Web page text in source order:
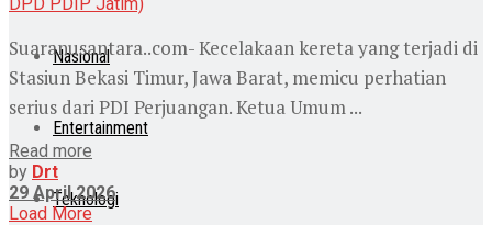
Nasional
Entertainment
Teknologi
Suaranusantara..com- Kecelakaan kereta yang terjadi di
Stasiun Bekasi Timur, Jawa Barat, memicu perhatian
serius dari PDI Perjuangan. Ketua Umum ...
Read more
by Drt
29 April 2026
Load More